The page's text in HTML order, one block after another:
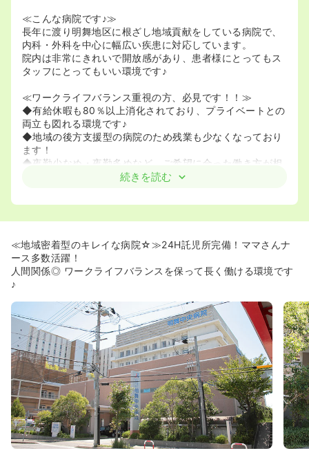
≪こんな病院です♪≫
長年に渡り明舞地区に根ざし地域貢献をしている病院で、
内科・外科を中心に幅広い疾患に対応しています。
院内は非常にきれいで開放感があり、患者様にとってもス
タッフにとってもいい環境です♪
≪ワークライフバランス重視の方、必見です！！≫
◆有給休暇も80％以上消化されており、プライベートとの
両立も図れる環境です♪
◆地域の後方支援型の病院のため残業も少なくなっており
ます！
◆夜勤少なめ・夜勤多めなど、ご希望に合った働き方が相
≪ママさんナースも安心！≫
◆ママさんナース多数活躍中です！子育て理解のある職場
です♪
◆直営保育所なので、安心して預けることができます！
◆既卒者の方もチューター制度でフォローがありますので
ご安心ください♪
◆クリニカルラダーも導入されました！ローキャリアの方
も是非お問い合わせください！
◆比較的落ち着いた環境のため、患者様と向き合った看護
ができる環境です。
続きを読む
≪地域密着型のキレイな病院☆≫24H託児所完備！ママさんナ
ース多数活躍！
人間関係◎ ワークライフバランスを保って長く働ける環境です
♪